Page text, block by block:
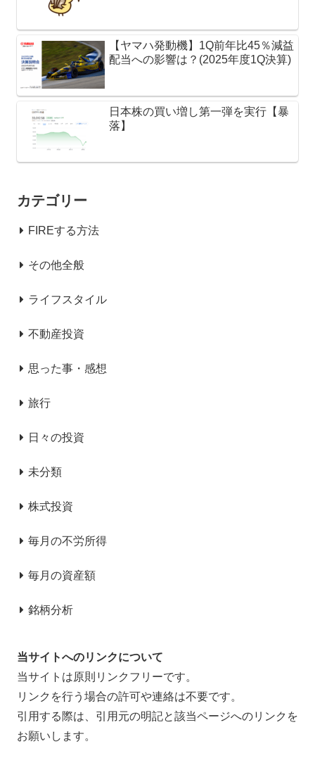
【ヤマハ発動機】1Q前年比45％減益
配当への影響は？(2025年度1Q決算)
日本株の買い増し第一弾を実行【暴
落】
カテゴリー
FIREする方法
その他全般
ライフスタイル
不動産投資
思った事・感想
旅行
日々の投資
未分類
株式投資
毎月の不労所得
毎月の資産額
銘柄分析
当サイトへのリンクについて
当サイトは原則リンクフリーです。
リンクを行う場合の許可や連絡は不要です。
引用する際は、引用元の明記と該当ページへのリンクを
お願いします。